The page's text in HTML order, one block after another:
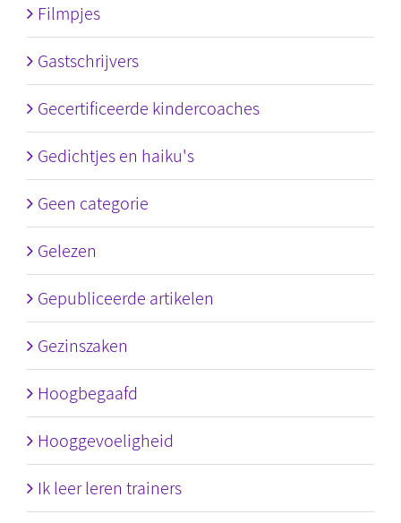
Filmpjes
Gastschrijvers
Gecertificeerde kindercoaches
Gedichtjes en haiku's
Geen categorie
Gelezen
Gepubliceerde artikelen
Gezinszaken
Hoogbegaafd
Hooggevoeligheid
Ik leer leren trainers